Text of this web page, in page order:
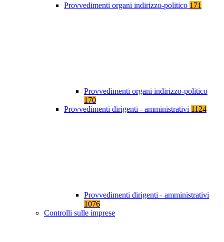
Provvedimenti organi indirizzo-politico 171
Provvedimenti organi indirizzo-politico
170
Provvedimenti dirigenti - amministrativi 1124
Provvedimenti dirigenti - amministrativi
1076
Controlli sulle imprese